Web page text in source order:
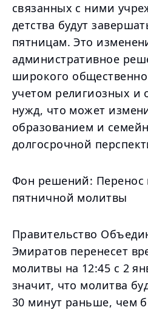
связанных с ними
детства будут
пятницам. Это
административное
широкого
учетом религиозных и
нужд, что может
образованием и
долгосрочной
Фон решений: Перенос
пятничной молитвы
Правительство
Эмиратов перенесет
молитвы на 12:45 с 2
значит, что молитва
30 минут раньше, чем